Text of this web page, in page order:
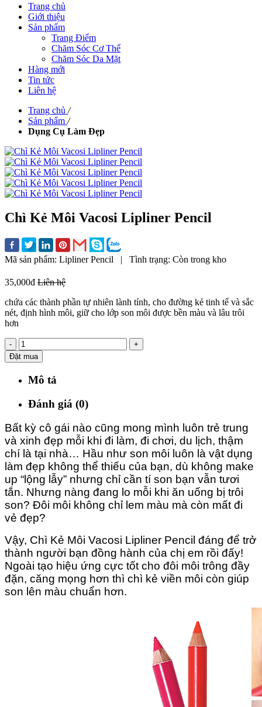
Trang chủ
Giới thiệu
Sản phẩm
Trang Điểm
Chăm Sóc Cơ Thể
Chăm Sóc Da Mặt
Hàng mới
Tin tức
Liên hệ
Trang chủ /
Sản phẩm /
Dụng Cụ Làm Đẹp
Chì Kẻ Môi Vacosi Lipliner Pencil
Mã sản phẩm: Lipliner Pencil | Tình trạng: Còn trong kho
35,000đ Liên hệ
chứa các thành phần tự nhiên lành tính, cho đường kẻ tinh tế và sắc
nét, định hình môi, giữ cho lớp son môi được bền màu và lâu trôi
hơn
-
+
Đặt mua
Mô tả
Đánh giá (0)
Bất kỳ cô gái nào cũng mong mình luôn trẻ trung
và xinh đẹp mỗi khi đi làm, đi chơi, du lịch, thậm
chí là tại nhà… Hầu như son môi luôn là vật dụng
làm đẹp không thể thiếu của bạn, dù không make
up “lộng lẫy” nhưng chỉ cần tí son bạn vẫn tươi
tắn. Nhưng nàng đang lo mỗi khi ăn uống bị trôi
son? Đôi môi không chỉ lem màu mà còn mất đi
vẻ đẹp?
Vậy, Chì Kẻ Môi Vacosi Lipliner Pencil đáng để trở
thành người bạn đồng hành của chị em rồi đấy!
Ngoài tạo hiệu ứng cực tốt cho đôi môi trông đầy
đặn, căng mọng hơn thì chì kẻ viền môi còn giúp
son lên màu chuẩn hơn.